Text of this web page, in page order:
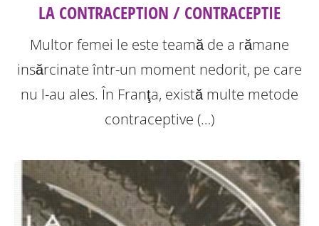
LA CONTRACEPTION / CONTRACEPTIE
Multor femei le este teamă de a rămane
insărcinate într-un moment nedorit, pe care
nu l-au ales. În Franţa, există multe metode
contraceptive (…)